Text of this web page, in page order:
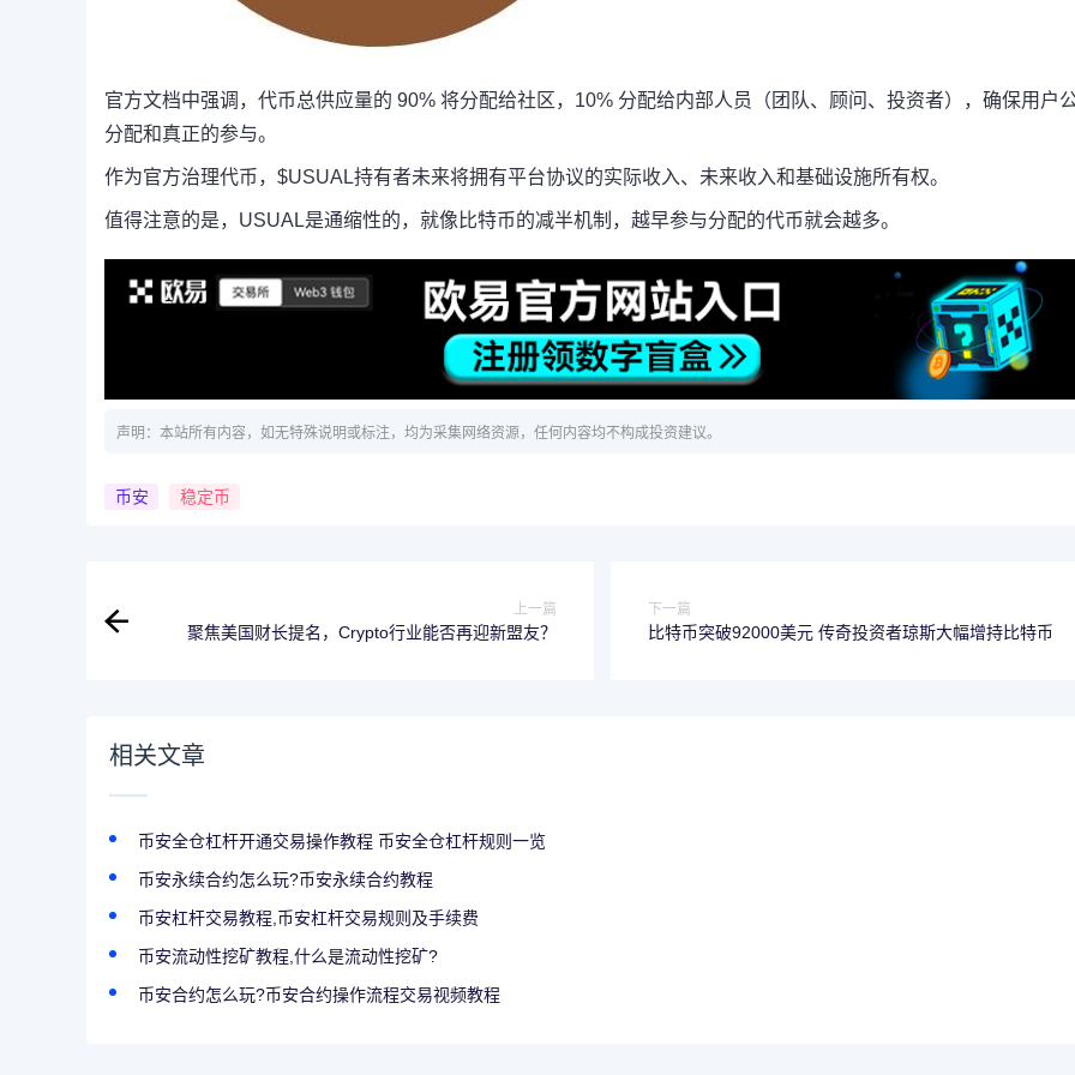
官方文档中强调，代币总供应量的 90% 将分配给社区，10% 分配给内部人员（团队、顾问、投资者），确保用户
分配和真正的参与。
作为官方治理代币，$USUAL持有者未来将拥有平台协议的实际收入、未来收入和基础设施所有权。
值得注意的是，USUAL是通缩性的，就像比特币的减半机制，越早参与分配的代币就会越多。
声明：本站所有内容，如无特殊说明或标注，均为采集网络资源，任何内容均不构成投资建议。
币安 稳定币
上一篇
聚焦美国财长提名，Crypto行业能否再迎新盟友？
下一篇
比特币突破92000美元 传奇投资者琼斯大幅增持比特币
相关文章
币安全仓杠杆开通交易操作教程 币安全仓杠杆规则一览
币安永续合约怎么玩?币安永续合约教程
币安杠杆交易教程,币安杠杆交易规则及手续费
币安流动性挖矿教程,什么是流动性挖矿?
币安合约怎么玩?币安合约操作流程交易视频教程